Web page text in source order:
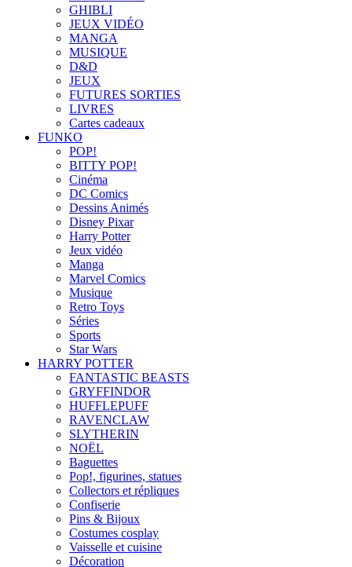
GHIBLI
JEUX VIDÉO
MANGA
MUSIQUE
D&D
JEUX
FUTURES SORTIES
LIVRES
Cartes cadeaux
FUNKO
POP!
BITTY POP!
Cinéma
DC Comics
Dessins Animés
Disney Pixar
Harry Potter
Jeux vidéo
Manga
Marvel Comics
Musique
Retro Toys
Séries
Sports
Star Wars
HARRY POTTER
FANTASTIC BEASTS
GRYFFINDOR
HUFFLEPUFF
RAVENCLAW
SLYTHERIN
NOËL
Baguettes
Pop!, figurines, statues
Collectors et répliques
Confiserie
Pins & Bijoux
Costumes cosplay
Vaisselle et cuisine
Décoration